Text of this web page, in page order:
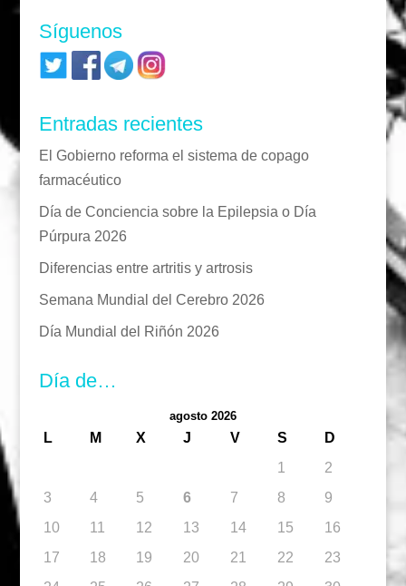
Síguenos
Entradas recientes
El Gobierno reforma el sistema de copago
farmacéutico
Día de Conciencia sobre la Epilepsia o Día
Púrpura 2026
Diferencias entre artritis y artrosis
Semana Mundial del Cerebro 2026
Día Mundial del Riñón 2026
Día de…
agosto 2026
L M X J V S
D
1
2
3
4 5 6 7 8
9
10
11 12 13 14 15
16
17
18 19 20 21 22
23